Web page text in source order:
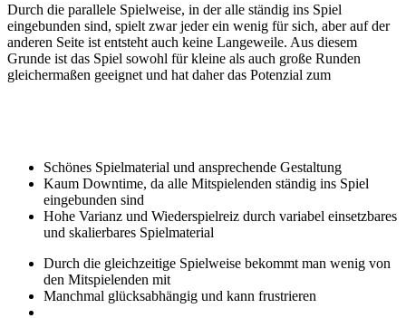
Durch die parallele Spielweise, in der alle ständig ins Spiel
eingebunden sind, spielt zwar jeder ein wenig für sich, aber auf der
anderen Seite ist entsteht auch keine Langeweile. Aus diesem
Grunde ist das Spiel sowohl für kleine als auch große Runden
gleichermaßen geeignet und hat daher das Potenzial zum
Schönes Spielmaterial und ansprechende Gestaltung
Kaum Downtime, da alle Mitspielenden ständig ins Spiel
eingebunden sind
Hohe Varianz und Wiederspielreiz durch variabel einsetzbares
und skalierbares Spielmaterial
Durch die gleichzeitige Spielweise bekommt man wenig von
den Mitspielenden mit
Manchmal glücksabhängig und kann frustrieren